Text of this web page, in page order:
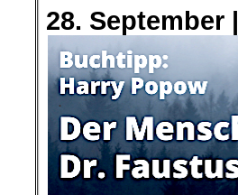
28. September |